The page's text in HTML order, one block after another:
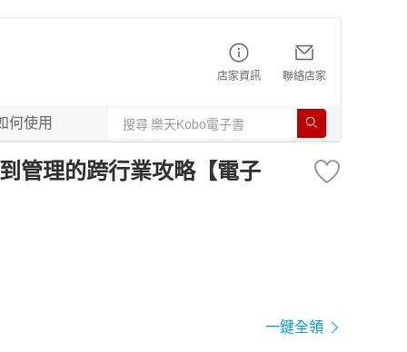
店家資訊 聯絡店家
何使用
管理的跨行業攻略【電子
一鍵全領